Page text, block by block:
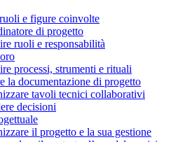
e figure coinvolte
di progetto
ruoli e responsabilità
processi, strumenti e rituali
la documentazione di progetto
tavoli tecnici collaborativi
decisioni
il progetto e la sua gestione